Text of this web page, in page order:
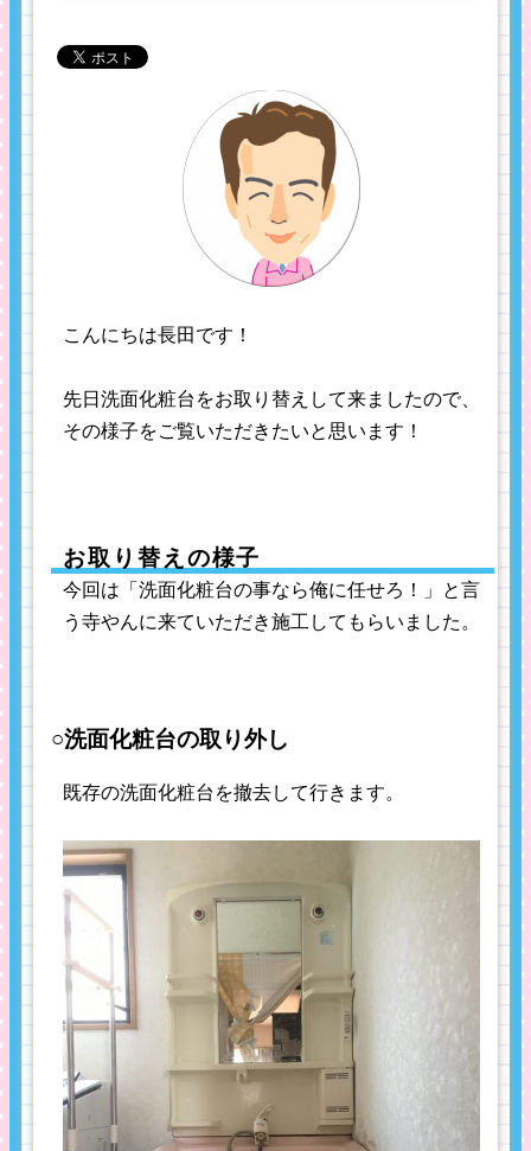
こんにちは長田です！
先日洗面化粧台をお取り替えして来ましたので、
その様子をご覧いただきたいと思います！
お取り替えの様子
今回は「洗面化粧台の事なら俺に任せろ！」と言
う寺やんに来ていただき施工してもらいました。
○洗面化粧台の取り外し
既存の洗面化粧台を撤去して行きます。